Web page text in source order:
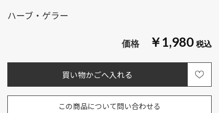
￥1,980
この商品について問い合わせる
ハーブ・ゲラー